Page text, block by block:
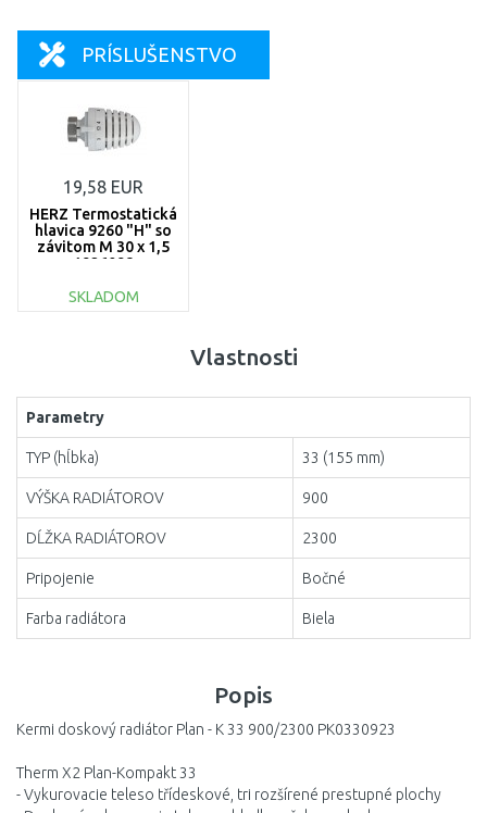
900
700
2300
2600
21=12 (64 mm)
33 (155 mm)
PRÍSLUŠENSTVO
19,58 EUR
HERZ Termostatická
hlavica 9260 "H" so
závitom M 30 x 1,5
1926098
SKLADOM
Popis
Kermi doskový radiátor Plan - K 33 900/2300 PK0330923
Therm X2 Plan-Kompakt 33
- Vykurovacie teleso třídeskové, tri rozšírené prestupné plochy
Vlastnosti
Parametry
TYP (hĺbka) 33 (155 mm)
VÝŠKA RADIÁTOROV 900
DĹŽKA RADIÁTOROV 2300
Pripojenie Bočné
Farba radiátora Biela